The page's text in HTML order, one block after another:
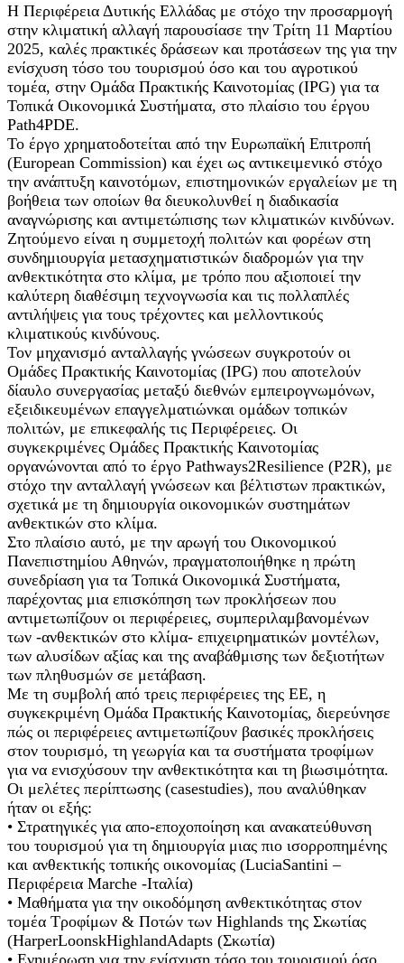
Η Περιφέρεια Δυτικής Ελλάδας με στόχο την προσαρμογή
στην κλιματική αλλαγή παρουσίασε την Τρίτη 11 Μαρτίου
2025, καλές πρακτικές δράσεων και προτάσεων της για την
ενίσχυση τόσο του τουρισμού όσο και του αγροτικού
τομέα, στην Ομάδα Πρακτικής Καινοτομίας (IPG) για τα
Τοπικά Οικονομικά Συστήματα, στο πλαίσιο του έργου
Path4PDE.
Το έργο χρηματοδοτείται από την Ευρωπαϊκή Επιτροπή
(European Commission) και έχει ως αντικειμενικό στόχο
την ανάπτυξη καινοτόμων, επιστημονικών εργαλείων με τη
βοήθεια των οποίων θα διευκολυνθεί η διαδικασία
αναγνώρισης και αντιμετώπισης των κλιματικών κινδύνων.
Ζητούμενο είναι η συμμετοχή πολιτών και φορέων στη
συνδημιουργία μετασχηματιστικών διαδρομών για την
ανθεκτικότητα στο κλίμα, με τρόπο που αξιοποιεί την
καλύτερη διαθέσιμη τεχνογνωσία και τις πολλαπλές
αντιλήψεις για τους τρέχοντες και μελλοντικούς
κλιματικούς κινδύνους.
Τον μηχανισμό ανταλλαγής γνώσεων συγκροτούν οι
Ομάδες Πρακτικής Καινοτομίας (IPG) που αποτελούν
δίαυλο συνεργασίας μεταξύ διεθνών εμπειρογνωμόνων,
εξειδικευμένων επαγγελματιώνκαι ομάδων τοπικών
πολιτών, με επικεφαλής τις Περιφέρειες. Οι
συγκεκριμένες Ομάδες Πρακτικής Καινοτομίας
οργανώνονται από το έργο Pathways2Resilience (P2R), με
στόχο την ανταλλαγή γνώσεων και βέλτιστων πρακτικών,
σχετικά με τη δημιουργία οικονομικών συστημάτων
ανθεκτικών στο κλίμα.
Στο πλαίσιο αυτό, με την αρωγή του Οικονομικού
Πανεπιστημίου Αθηνών, πραγματοποιήθηκε η πρώτη
συνεδρίαση για τα Τοπικά Οικονομικά Συστήματα,
παρέχοντας μια επισκόπηση των προκλήσεων που
αντιμετωπίζουν οι περιφέρειες, συμπεριλαμβανομένων
των -ανθεκτικών στο κλίμα- επιχειρηματικών μοντέλων,
των αλυσίδων αξίας και της αναβάθμισης των δεξιοτήτων
των πληθυσμών σε μετάβαση.
Με τη συμβολή από τρεις περιφέρειες της ΕΕ, η
συγκεκριμένη Ομάδα Πρακτικής Καινοτομίας, διερεύνησε
πώς οι περιφέρειες αντιμετωπίζουν βασικές προκλήσεις
στον τουρισμό, τη γεωργία και τα συστήματα τροφίμων
για να ενισχύσουν την ανθεκτικότητα και τη βιωσιμότητα.
Οι μελέτες περίπτωσης (casestudies), που αναλύθηκαν
ήταν οι εξής:
• Στρατηγικές για απο-εποχοποίηση και ανακατεύθυνση
του τουρισμού για τη δημιουργία μιας πιο ισορροπημένης
και ανθεκτικής τοπικής οικονομίας (LuciaSantini –
Περιφέρεια Marche -Ιταλία)
• Μαθήματα για την οικοδόμηση ανθεκτικότητας στον
τομέα Τροφίμων & Ποτών των Highlands της Σκωτίας
(HarperLoonskHighlandAdapts (Σκωτία)
• Ενημέρωση για την ενίσχυση τόσο του τουρισμού όσο